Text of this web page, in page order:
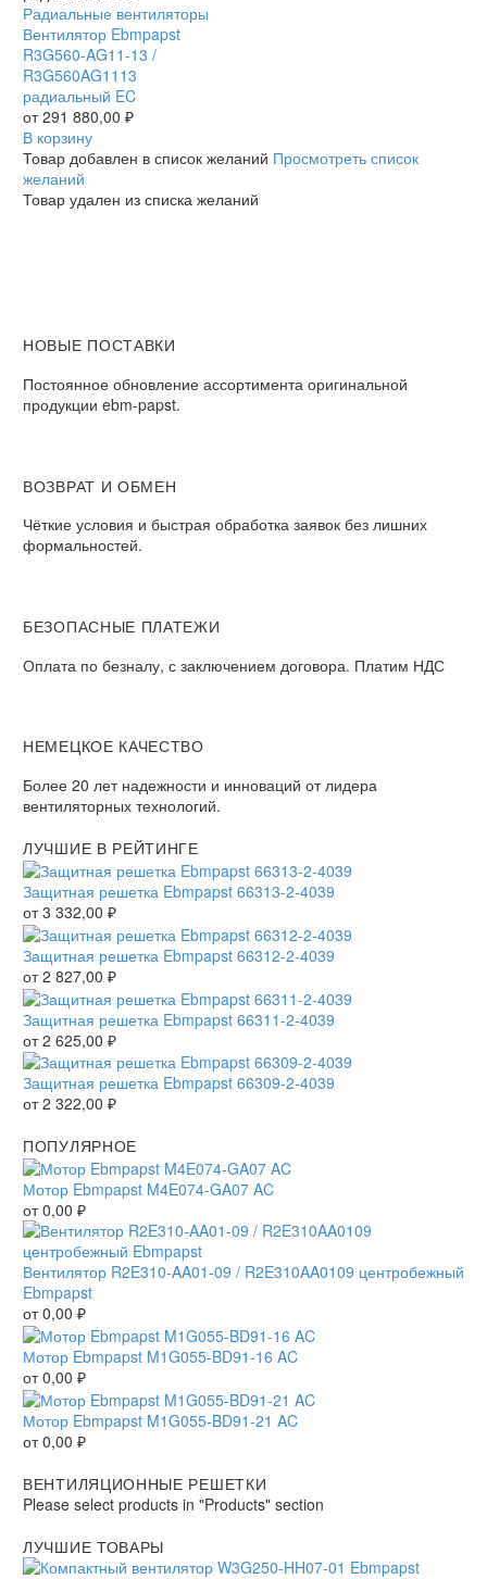
Вентилятор
Ebmpapst
R3G560-
AG11-
13
/
R3G560AG1113
радиальный
EC
Радиальные вентиляторы
Вентилятор Ebmpapst
R3G560-AG11-13 /
R3G560AG1113
радиальный EC
от291 880,00 ₽
В корзину
Товар добавлен в список желаний Просмотреть список
желаний
Товар удален из списка желаний
НОВЫЕ ПОСТАВКИ
Постоянное обновление ассортимента оригинальной
продукции ebm-papst.
ВОЗВРАТ И ОБМЕН
Чёткие условия и быстрая обработка заявок без лишних
формальностей.
БЕЗОПАСНЫЕ ПЛАТЕЖИ
Оплата по безналу, с заключением договора. Платим НДС
НЕМЕЦКОЕ КАЧЕСТВО
Более 20 лет надежности и инноваций от лидера
вентиляторных технологий.
ЛУЧШИЕ В РЕЙТИНГЕ
Защитная решетка Ebmpapst 66313-2-4039
от3 332,00 ₽
Защитная решетка Ebmpapst 66312-2-4039
от2 827,00 ₽
Защитная решетка Ebmpapst 66311-2-4039
от2 625,00 ₽
Защитная решетка Ebmpapst 66309-2-4039
от2 322,00 ₽
ПОПУЛЯРНОЕ
Мотор Ebmpapst M4E074-GA07 AC
от0,00 ₽
Вентилятор R2E310-AA01-09 / R2E310AA0109 центробежный
Ebmpapst
от0,00 ₽
Мотор Ebmpapst M1G055-BD91-16 AC
от0,00 ₽
Мотор Ebmpapst M1G055-BD91-21 AC
от0,00 ₽
ВЕНТИЛЯЦИОННЫЕ РЕШЕТКИ
Please select products in "Products" section
ЛУЧШИЕ ТОВАРЫ